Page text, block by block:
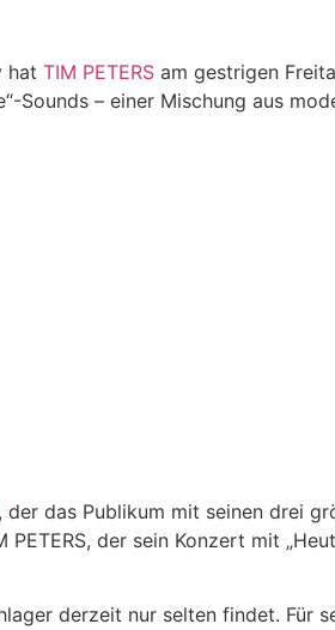
hat TIM PETERS am gestrigen
Sounds – einer Mischung aus
, der das Publikum mit seinen drei
der sein Konzert mit
derzeit nur selten findet. Für